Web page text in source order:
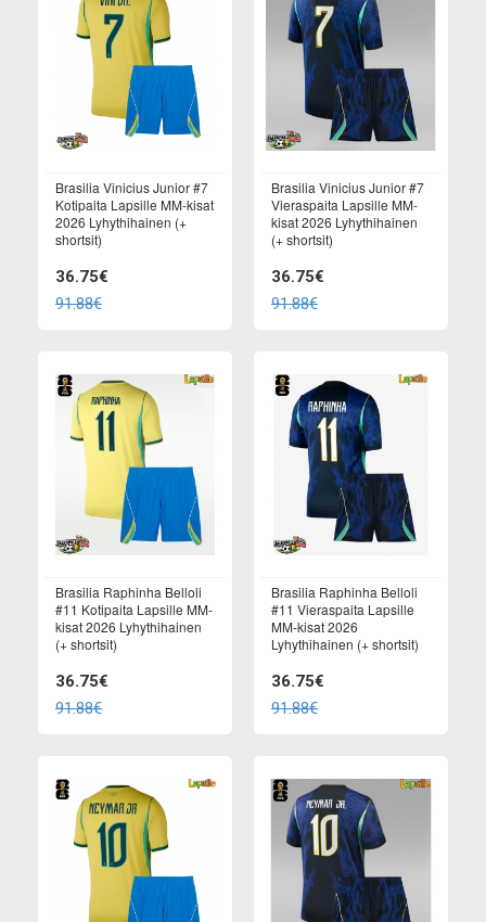
Brasilia Vinicius Junior #7
Kotipaita Lapsille MM-kisat
2026 Lyhythihainen (+
shortsit)
36.75€
91.88€
Brasilia Vinicius Junior #7
Vieraspaita Lapsille MM-
kisat 2026 Lyhythihainen
(+ shortsit)
36.75€
91.88€
Brasilia Raphinha Belloli
#11 Kotipaita Lapsille MM-
kisat 2026 Lyhythihainen
(+ shortsit)
36.75€
91.88€
Brasilia Raphinha Belloli
#11 Vieraspaita Lapsille
MM-kisat 2026
Lyhythihainen (+ shortsit)
36.75€
91.88€